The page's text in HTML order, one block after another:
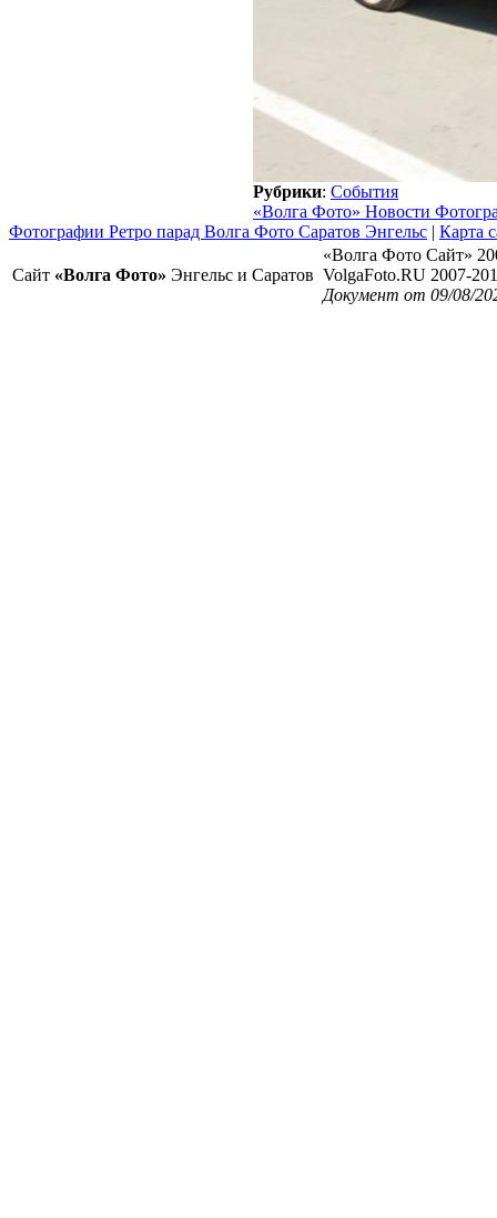
Рубрики: События
«Волга Фото» Новости
Фотографии Ретро парад Волга Фото Саратов Энгельс | Карта
Сайт «Волга Фото» Энгельс и Саратов
«Волга Фото Сайт»
VolgaFoto.RU 2007-
Документ от 09/08/